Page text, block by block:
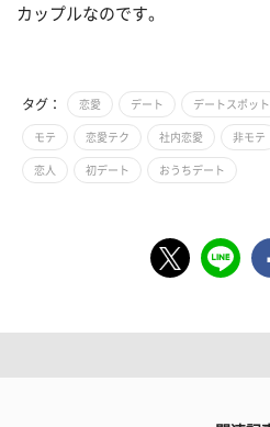
カップルなのです。
タグ： 恋愛 デート デートスポット
モテ 恋愛テク 社内恋愛 非モテ
恋人 初デート おうちデート